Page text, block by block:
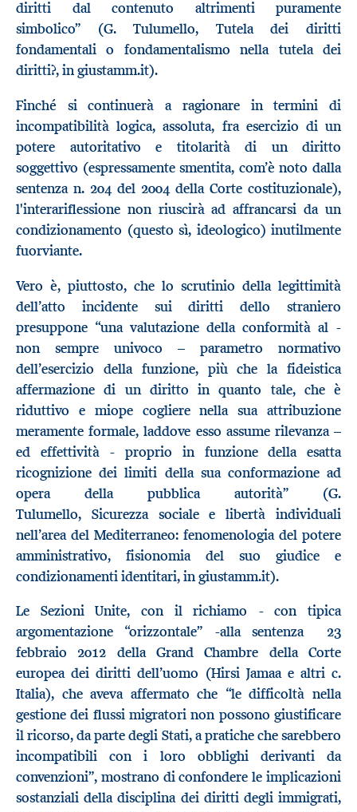
diritti dal contenuto altrimenti puramente
simbolico” (G. Tulumello, Tutela dei diritti
fondamentali o fondamentalismo nella tutela dei
diritti?, in giustamm.it).
​Finché si continuerà a ragionare in termini di
incompatibilità logica, assoluta, fra esercizio di un
potere autoritativo e titolarità di un diritto
soggettivo (espressamente smentita, com’è noto dalla
sentenza n. 204 del 2004 della Corte costituzionale),
l'interariflessione non riuscirà ad affrancarsi da un
condizionamento (questo sì, ideologico) inutilmente
fuorviante.
Vero è, piuttosto, che lo scrutinio della legittimità
dell’atto incidente sui diritti dello straniero
presuppone “una valutazione della conformità al -
non sempre univoco – parametro normativo
dell’esercizio della funzione, più che la fideistica
affermazione di un diritto in quanto tale, che è
riduttivo e miope cogliere nella sua attribuzione
meramente formale, laddove esso assume rilevanza –
ed effettività - proprio in funzione della esatta
ricognizione dei limiti della sua conformazione ad
opera della pubblica autorità” (G.
Tulumello, Sicurezza sociale e libertà individuali
nell’area del Mediterraneo: fenomenologia del potere
amministrativo, fisionomia del suo giudice e
condizionamenti identitari, in giustamm.it).
Le Sezioni Unite, con il richiamo - con tipica
argomentazione “orizzontale” -alla sentenza 23
febbraio 2012 della Grand Chambre della Corte
europea dei diritti dell’uomo (Hirsi Jamaa e altri c.
Italia), che aveva affermato che “le difficoltà nella
gestione dei flussi migratori non possono giustificare
il ricorso, da parte degli Stati, a pratiche che sarebbero
incompatibili con i loro obblighi derivanti da
convenzioni”, mostrano di confondere le implicazioni
sostanziali della disciplina dei diritti degli immigrati,